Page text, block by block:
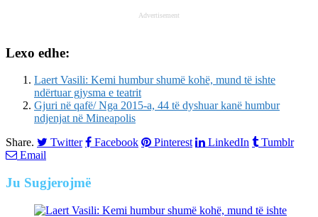
Advertisement
Lexo edhe:
Laert Vasili: Kemi humbur shumë kohë, mund të ishte
ndërtuar gjysma e teatrit
Gjuri në qafë/ Nga 2015-a, 44 të dyshuar kanë humbur
ndjenjat në Mineapolis
Share.
Twitter Facebook Pinterest LinkedIn
Tumblr
Email
Ju Sugjerojmë